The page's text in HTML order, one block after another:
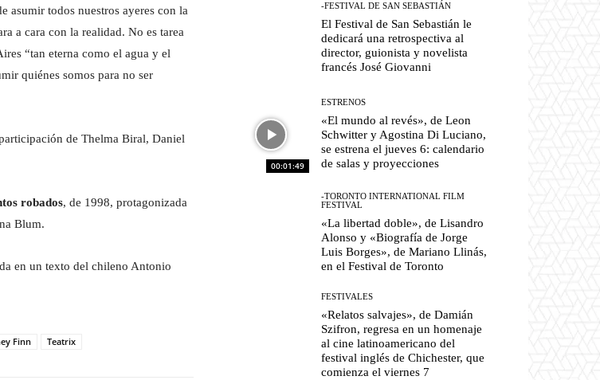
asumir todos nuestros ayeres con la
a cara con la realidad. No es tarea
“tan eterna como el agua y el
quiénes somos para no ser
de Thelma Biral, Daniel
robados, de 1998, protagonizada
Blum.
en un texto del chileno Antonio
Finn Teatrix
-FESTIVAL DE SAN SEBASTIÁN
El Festival de San Sebastián le
dedicará una retrospectiva al
director, guionista y novelista
francés José Giovanni
00:01:49
ESTRENOS
«El mundo al revés», de Leon
Schwitter y Agostina Di Luciano,
se estrena el jueves 6: calendario
de salas y proyecciones
-TORONTO INTERNATIONAL FILM
FESTIVAL
«La libertad doble», de Lisandro
Alonso y «Biografía de Jorge
Luis Borges», de Mariano Llinás,
en el Festival de Toronto
FESTIVALES
«Relatos salvajes», de Damián
Szifron, regresa en un homenaje
al cine latinoamericano del
festival inglés de Chichester, que
comienza el viernes 7